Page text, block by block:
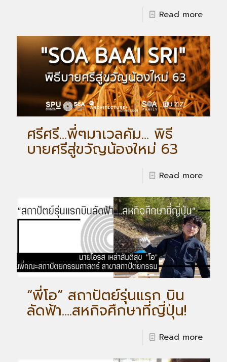
Read more
ศรีศรี…พี่ๆมาเวลคัม… พิธี
บายศรีสู่ขวัญน้องใหม่ 63
Read more
“พี่โอ” สถาปัตย์รุ่นแรก บิน
ลัดฟ้า….สหกิจศึกษาที่ญี่ปุ่น!
Read more